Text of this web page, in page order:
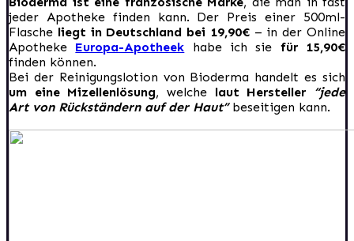
jeder Apotheke finden kann. Der Preis einer 500ml-
Flasche liegt in Deutschland bei 19,90€– in der Online
Apotheke Europa-Apotheek habe ich sie für 15,90€
finden können.
Bei der Reinigungslotion von Bioderma handelt es sich
um eine Mizellenlösung, welche laut Hersteller
“jede
Art von Rückständern auf der Haut” beseitigen kann.